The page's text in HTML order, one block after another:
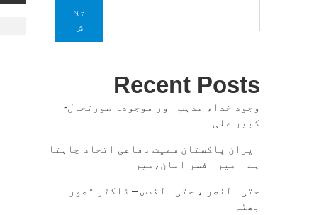
تلا
ش
Recent Posts
وجودِ خدا، مذہب اور موجودہ صورتحال-
کبیر علی
ایران پاکستان سمیت دفاعی اتحاد چاہتا
ہے – میر افسر امان،میر
حتی النصر ، حتی القدس – ڈاکٹر تصور
بھٹہ